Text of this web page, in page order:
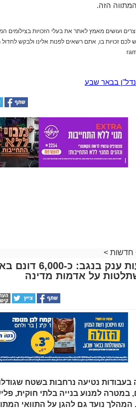
הזה.
ועושים מאמץ לאתר את בעלי הזכויות בצילומים
לכם זכויות בו, אתם רשאים לפנות אלינו ולבקש
בבאר שבע
חדשות >
מבצע נטיעות ענק
על אדמות מדינה
בעבודות נטיעה נרחבות בשטח
במטרה למנוע בנייה בלתי חוקית,